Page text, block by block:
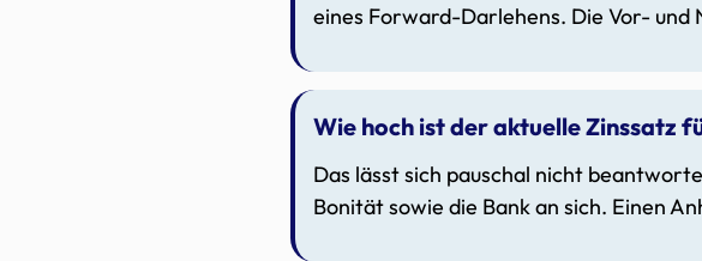
eines Forward-Darlehens. Die Vor- und
Wie hoch ist der aktuelle Zinssatz
Das lässt sich pauschal nicht
Bonität sowie die Bank an sich. Einen